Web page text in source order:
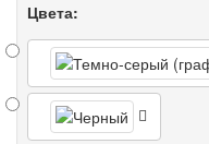
Цвета: